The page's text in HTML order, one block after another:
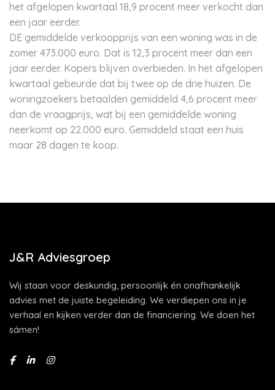
het afgelopen kwartaal 18,9 procent meer verkocht dan
een jaar eerder.
DE gemiddelde verkoopprijs van een woning was in de
zomer 473.000 euro. Dat is 12,3 procent meer dan een
jaar eerder. Kopers blijven overbieden. In het afgelopen
kwartaal gebeurde dat bij twee op de drie huizen. De
woningzoekers betaalden gemiddeld 4,6 procent meer
dan de vraagprijs, wat bij een gemiddelde woning
neerkomt op 22.000 euro. Gemiddeld staat een huis
maar 28 dagen te koop.
J&R Adviesgroep
Wij staan voor deskundig, persoonlijk én onafhankelijk
advies met de juiste begeleiding. We verdiepen ons in je
verhaal en kijken verder dan de financiering. We doen het
sámen!